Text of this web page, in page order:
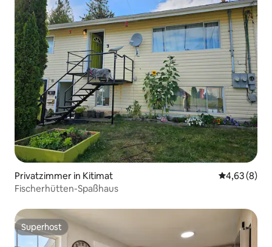
Privatzimmer in Kitimat
4,63 (8)
Fischerhütten-Spaßhaus
Superhost
Superhost